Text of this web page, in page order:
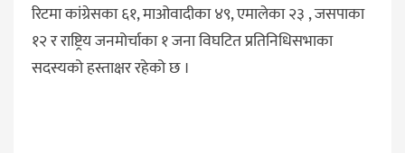
रिटमा कांग्रेसका ६१, माओवादीका ४९, एमालेका २३ , जसपाका
१२ र राष्ट्रिय जनमोर्चाका १ जना विघटित प्रतिनिधिसभाका
सदस्यको हस्ताक्षर रहेको छ ।